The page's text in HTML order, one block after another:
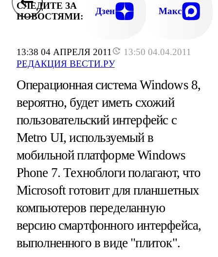
13:38 04 АПРЕЛЯ 2011
13:50 04.04.2011
РЕДАКЦИЯ ВЕСТИ.РУ
СЛЕДИТЕ ЗА
НОВОСТЯМИ:
Дзен Макс
Операционная система Windows 8,
вероятно, будет иметь схожий
пользовательский интерфейс с
Metro UI, используемый в
мобильной платформе Windows
Phone 7. Техноблоги полагают, что
Microsoft готовит для планшетных
компьютеров переделанную
версию смартфонного интерфейса,
выполненного в виде "плиток".